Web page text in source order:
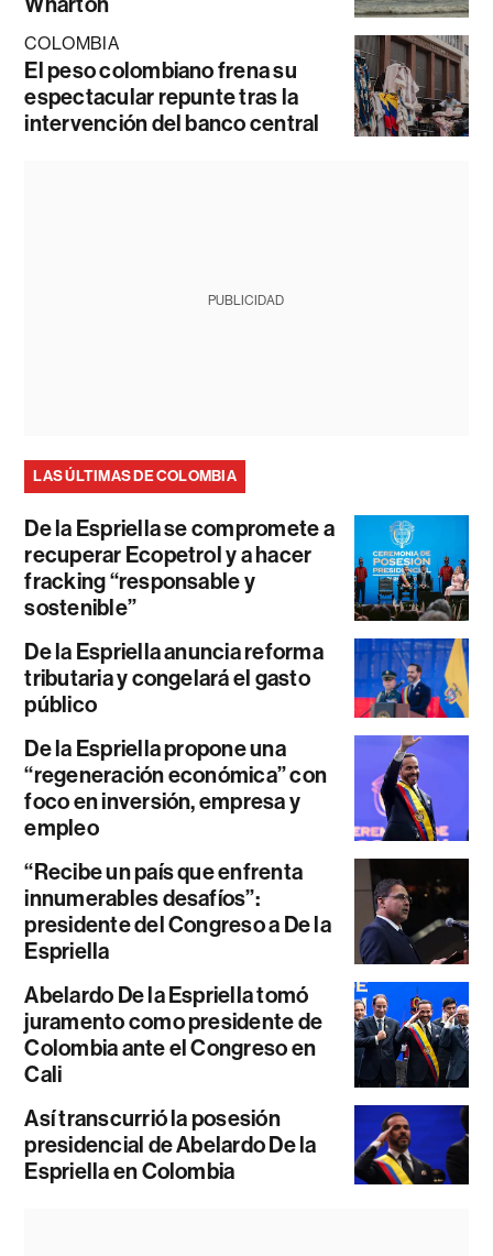
COLOMBIA
El peso colombiano frena su
espectacular repunte tras la
intervención del banco central
PUBLICIDAD
LAS ÚLTIMAS DE COLOMBIA
De la Espriella se compromete a
recuperar Ecopetrol y a hacer
fracking “responsable y
sostenible”
De la Espriella anuncia reforma
tributaria y congelará el gasto
público
De la Espriella propone una
“regeneración económica” con
foco en inversión, empresa y
empleo
“Recibe un país que enfrenta
innumerables desafíos”:
presidente del Congreso a De la
Espriella
Abelardo De la Espriella tomó
juramento como presidente de
Colombia ante el Congreso en
Cali
Así transcurrió la posesión
presidencial de Abelardo De la
Espriella en Colombia